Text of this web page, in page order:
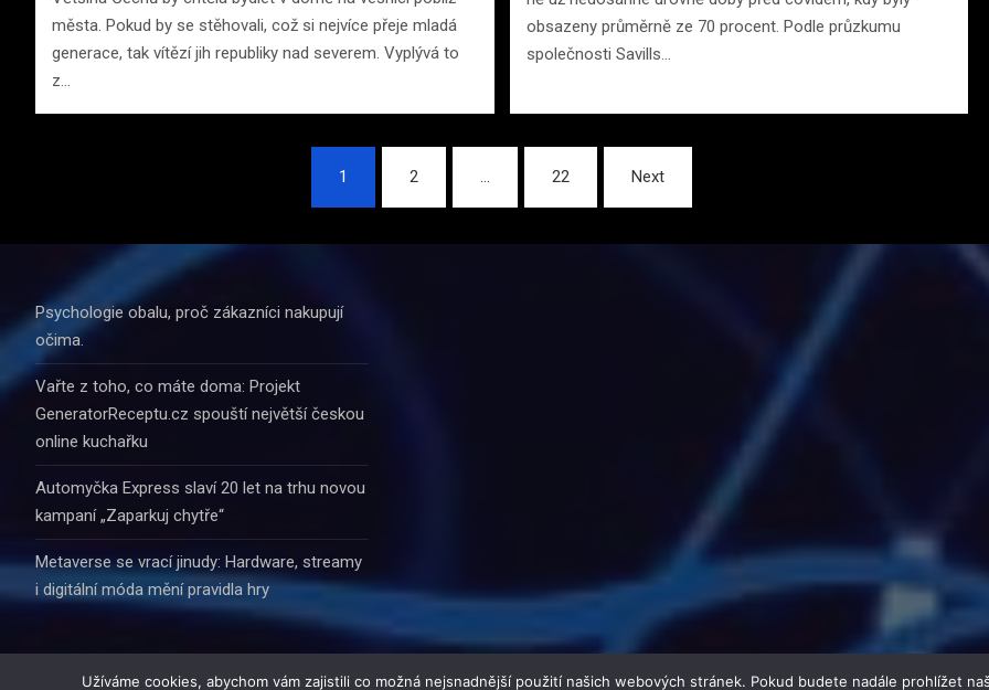
města. Pokud by se stěhovali, což si nejvíce přeje mladá
generace, tak vítězí jih republiky nad severem. Vyplývá to
z…
obsazeny průměrně ze 70 procent. Podle průzkumu
společnosti Savills…
1 2 … 22 Next
Psychologie obalu, proč zákazníci nakupují
očima.
Vařte z toho, co máte doma: Projekt
GeneratorReceptu.cz spouští největší českou
online kuchařku
Automyčka Express slaví 20 let na trhu novou
kampaní „Zaparkuj chytře“
Metaverse se vrací jinudy: Hardware, streamy
i digitální móda mění pravidla hry
Užíváme cookies, abychom vám zajistili co možná nejsnadnější použití našich webových stránek. Pokud budete nadále prohlížet